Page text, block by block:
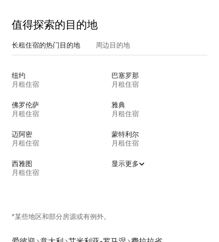
值得探索的目的地
长租住宿的热门目的地 周边目的地
纽约
月租住宿
巴塞罗那
月租住宿
佛罗伦萨
月租住宿
雅典
月租住宿
迈阿密
月租住宿
蒙特利尔
月租住宿
西雅图
月租住宿
显示更多
*某些地区和部分房源或有例外。